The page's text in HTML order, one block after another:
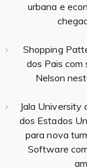
urbana e
Shopping
dos Pais com
Nelson
Jala University
dos Estados
para nova
Software